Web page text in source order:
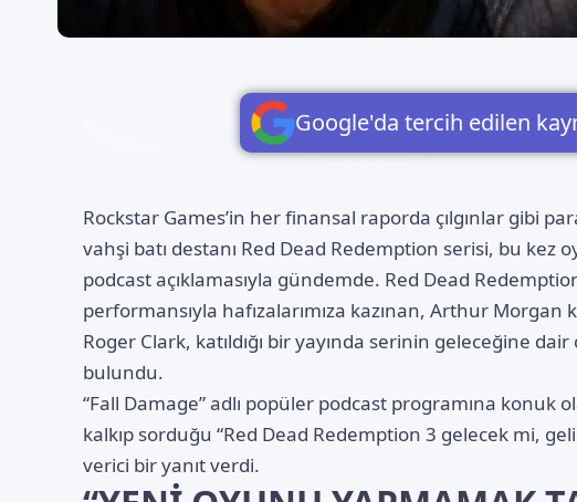
Google'da tercih edilen
Rockstar Games’in her finansal raporda çılgınlar gibi
vahşi batı destanı Red Dead Redemption serisi, bu kez
podcast açıklamasıyla gündemde. Red Dead
performansıyla hafızalarımıza kazınan, Arthur
Roger Clark, katıldığı bir yayında serinin geleceğine
bulundu.
“Fall Damage” adlı popüler podcast programına konuk
kalkıp sorduğu “Red Dead Redemption 3 gelecek mi,
verici bir yanıt verdi.